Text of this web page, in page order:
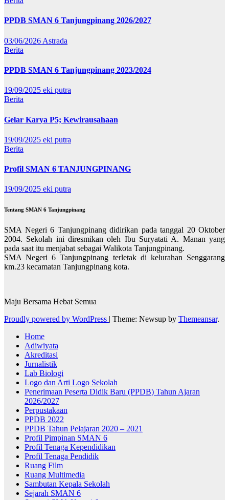
PPDB SMAN 6 Tanjungpinang 2026/2027
03/06/2026 Astrada
Berita
PPDB SMAN 6 Tanjungpinang 2023/2024
19/09/2025 eki putra
Berita
Gelar Karya P5; Kewirausahaan
19/09/2025 eki putra
Berita
Profil SMAN 6 TANJUNGPINANG
19/09/2025 eki putra
Tentang SMAN 6 Tanjungpinang
SMA Negeri 6 Tanjungpinang didirikan pada tanggal 20 Oktober
2004. Sekolah ini diresmikan oleh Ibu Suryatati A. Manan yang
pada saat itu menjabat sebagai Walikota Tanjungpinang.
SMA Negeri 6 Tanjungpinang terletak di kelurahan Senggarang
km.23 kecamatan Tanjungpinang kota.
Maju Bersama Hebat Semua
Proudly powered by WordPress | Theme: Newsup by Themeansar.
Home
Adiwiyata
Akreditasi
Jurnalistik
Lab Biologi
Logo dan Arti Logo Sekolah
Penerimaan Peserta Didik Baru (PPDB) Tahun Ajaran
2026/2027
Perpustakaan
PPDB 2022
PPDB Tahun Pelajaran 2020 – 2021
Profil Pimpinan SMAN 6
Profil Tenaga Kependidikan
Profil Tenaga Pendidik
Ruang Film
Ruang Multimedia
Sambutan Kepala Sekolah
Sejarah SMAN 6